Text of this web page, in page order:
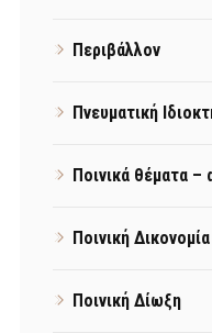
Περιβάλλον
Πνευματική
Ποινικά θέματα –
Ποινική Δικονομία
Ποινική Δίωξη